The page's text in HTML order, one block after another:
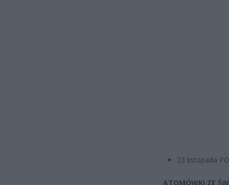
23 listopada
ATOMÓWKI ZE